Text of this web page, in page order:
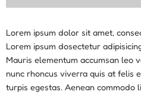
Lorem ipsum dolor sit amet,
Lorem ipsum dosectetur
Mauris elementum accumsan leo
nunc rhoncus viverra quis at felis
turpis egestas. Aenean commodo